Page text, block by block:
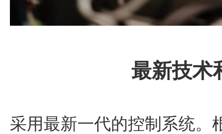
最新技术
采用最新一代的控制系统。